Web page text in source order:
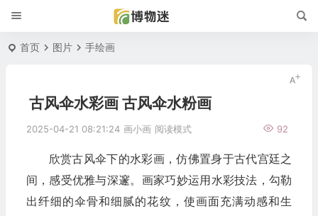
首页 图片 手绘画
古风伞水彩画 古风伞水粉画
2025-04-21 08:21:24 画小画 92
阅读模式
欣赏古风伞下的水彩画，仿佛置身于古代宫廷之
间，感受优雅与深邃。画家巧妙运用水彩技法，勾勒
出纤细的伞骨和细腻的花纹，使画面充满动感和生